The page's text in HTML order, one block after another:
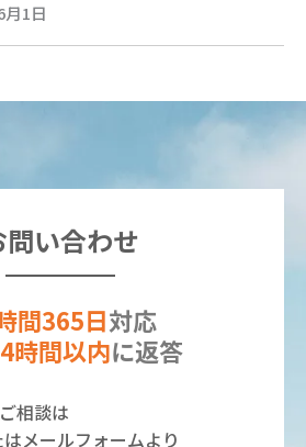
月1日
問い合わせ
間365日対応
時間以内に返答
相談は
メールフォームより